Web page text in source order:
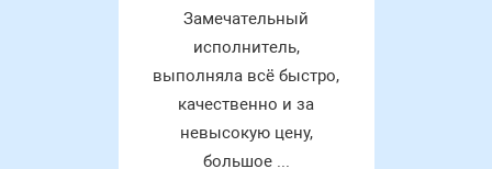
Замечательный
исполнитель,
выполняла всё быстро,
качественно и за
невысокую цену,
большое ...